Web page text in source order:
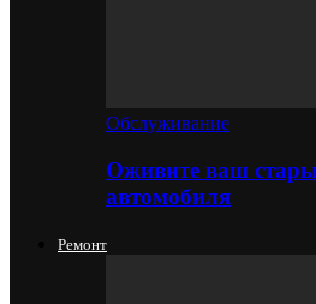
Обслуживание
Оживите ваш
автомобиля
Ремонт